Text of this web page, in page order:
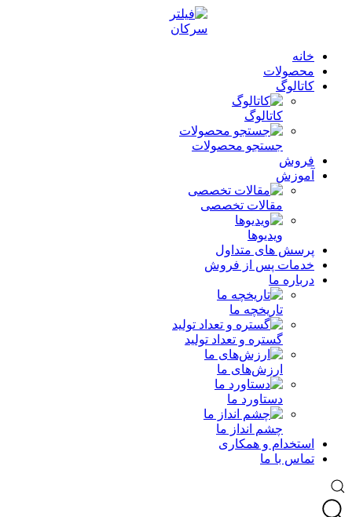
خانه
محصولات
کاتالوگ
کاتالوگ
جستجو محصولات
فروش
آموزش
مقالات تخصصی
ویدیوها
پرسش های متداول
خدمات پس از فروش
درباره ما
تاریخچه ما
گستره و تعداد تولید
ارزش‌های ما
دستاورد ما
چشم انداز ما
استخدام و همکاری
تماس با ما